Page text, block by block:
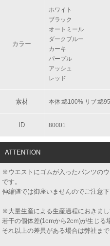
カラー
ホワイト
ブラック
オートミール
ダークブルー
カーキ
パープル
アッシュ
レッド
素材 本体:綿100% リブ:綿
ID 80001
ATTENTION
※ウエストにゴムが入ったパンツの
です。
伸縮値では御座いませんのでご注意下
※大量生産による生産過程におきまし
若干の個体差(1cmから2cm)が生じる
それ以上の差異がある場合は弊社ま